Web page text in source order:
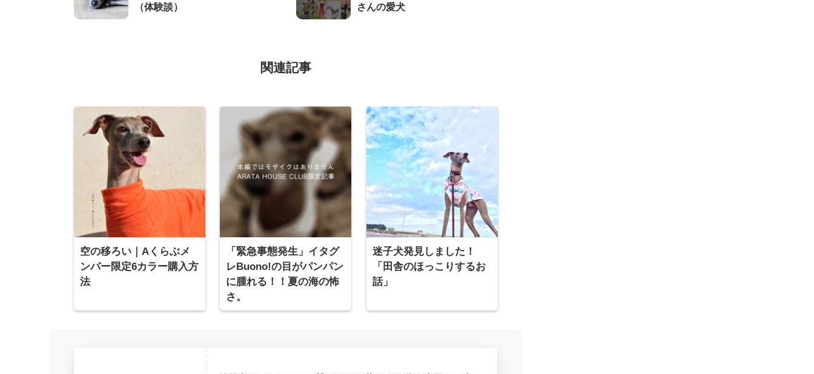
（体験談）
さんの愛犬
関連記事
空の移ろい｜Aくらぶメ
ンバー限定6カラー購入方
法
「緊急事態発生」イタグ
レBuono!の目がパンパン
に腫れる！！夏の海の怖
さ。
迷子犬発見しました！
「田舎のほっこりするお
話」